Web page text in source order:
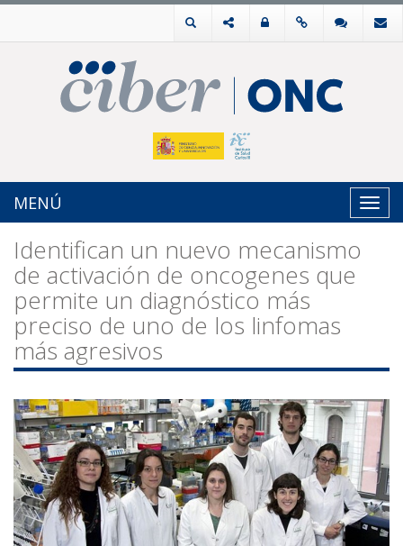
MENÚ
Identifican un nuevo mecanismo
de activación de oncogenes que
permite un diagnóstico más
preciso de uno de los linfomas
más agresivos